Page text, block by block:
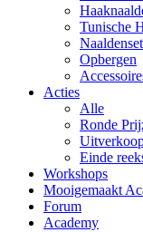
Tunische
Opbergen
Acties
Alle
Ronde
Einde
Workshops
Mooigemaakt
Forum
Academy